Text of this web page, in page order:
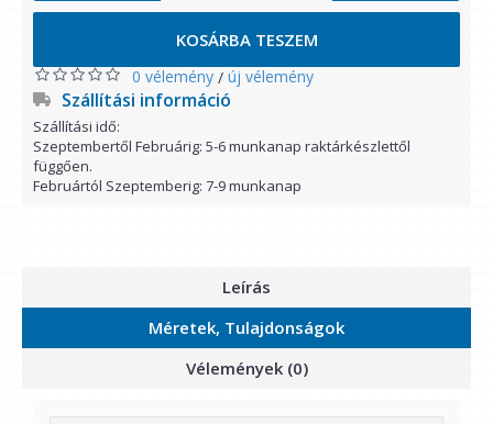
KOSÁRBA TESZEM
0 vélemény / új vélemény
Szállítási információ
Szállítási idő:
Szeptembertől Februárig: 5-6 munkanap raktárkészlettől
függően.
Februártól Szeptemberig: 7-9 munkanap
Leírás
Méretek, Tulajdonságok
Vélemények (0)